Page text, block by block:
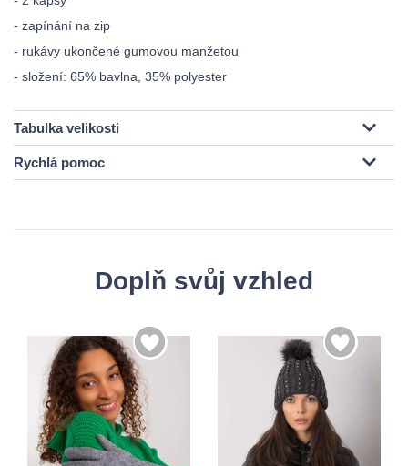
- zapínání na zip
- rukávy ukončené gumovou manžetou
- složení: 65% bavlna, 35% polyester
Tabulka velikosti
Rychlá pomoc
Doplň svůj vzhled